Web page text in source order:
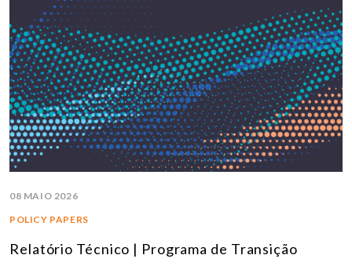
08 MAIO 2026
POLICY PAPERS
Relatório Técnico | Programa de Transição